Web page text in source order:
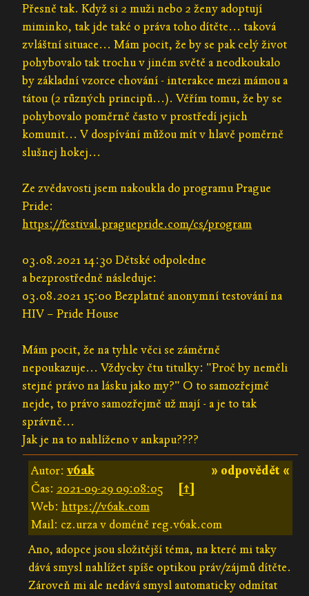
Přesně tak. Když si 2 muži nebo 2 ženy adoptují
miminko, tak jde také o práva toho dítěte... taková
zvláštní situace... Mám pocit, že by se pak celý život
pohybovalo tak trochu v jiném světě a neodkoukalo
by základní vzorce chování - interakce mezi mámou a
tátou (2 různých principů...). Věřím tomu, že by se
pohybovalo poměrně často v prostředí jejich
komunit... V dospívání můžou mít v hlavě poměrně
slušnej hokej...
Ze zvědavosti jsem nakoukla do programu Prague
Pride:
https://festival.praguepride.com/cs/program
03.08.2021 14:30 Dětské odpoledne
a bezprostředně následuje:
03.08.2021 15:00 Bezplatné anonymní testování na
HIV – Pride House
Mám pocit, že na tyhle věci se záměrně
nepoukazuje... Vždycky čtu titulky: "Proč by neměli
stejné právo na lásku jako my?" O to samozřejmě
nejde, to právo samozřejmě už mají - a je to tak
správně...
Jak je na to nahlíženo v ankapu????
» odpovědět «
Autor: v6ak
Čas: 2021-09-29 09:08:05
[↑]
Web: https://v6ak.com
Mail: cz.urza v doméně reg.v6ak.com
Ano, adopce jsou složitější téma, na které mi taky
dává smysl nahlížet spíše optikou práv/zájmů dítěte.
Zároveň mi ale nedává smysl automaticky odmítat